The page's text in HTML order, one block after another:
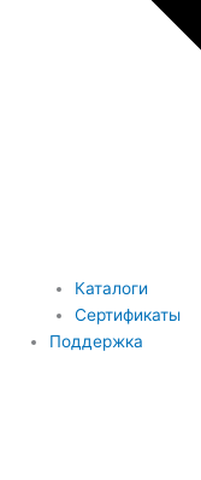
Каталоги
Сертификаты
Поддержка